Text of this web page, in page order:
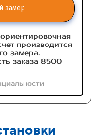
замер
производится
замера.
заказа 8500